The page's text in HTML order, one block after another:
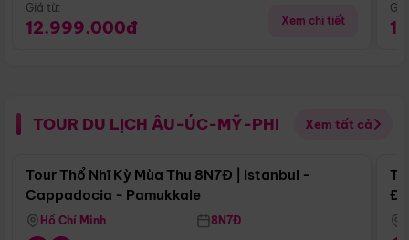
Giá từ:
12.999.000đ Xem chi tiết
TOUR DU LỊCH ÂU-ÚC-MỸ-PHI Xem tất cả
Điểm nổi bật
Tour Thổ Nhĩ Kỳ Mùa Thu 8N7Đ | Istanbul -
Cappadocia - Pamukkale
Hồ Chí Minh 8N7Đ